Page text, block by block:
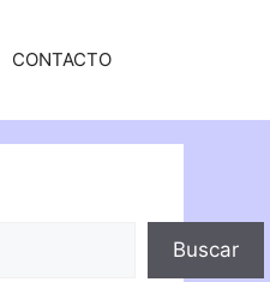
CONTACTO
Buscar